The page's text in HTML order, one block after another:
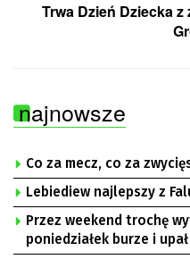
Trwa Dzień Dziecka
najnowsze
Co za mecz, co za
Lebiediew najlepszy z
Przez weekend trochę
poniedziałek burze i upał